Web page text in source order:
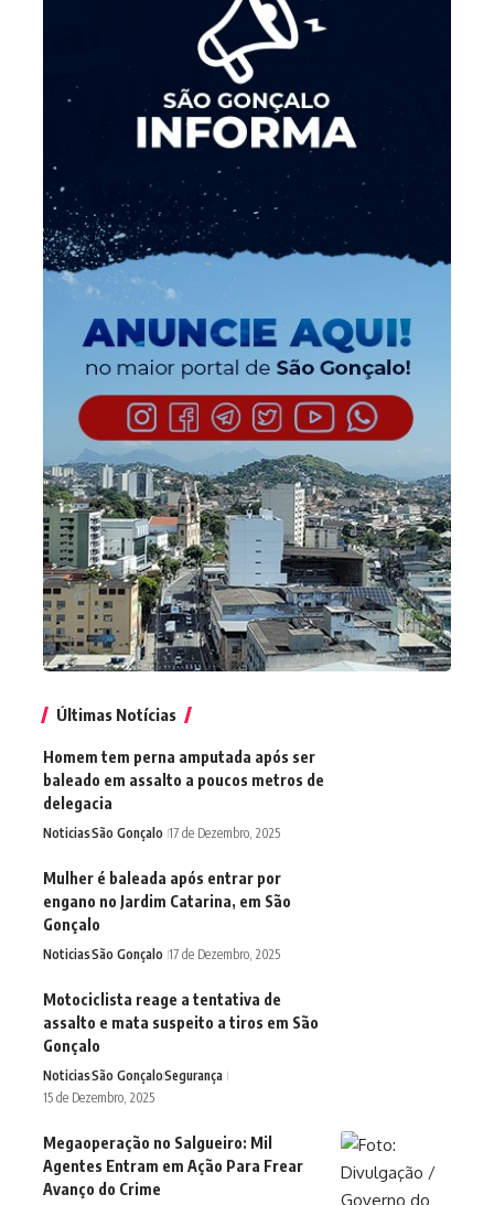
Últimas Notícias
Homem tem perna amputada após ser
baleado em assalto a poucos metros de
delegacia
NoticiasSão Gonçalo 17 de Dezembro, 2025
Mulher é baleada após entrar por
engano no Jardim Catarina, em São
Gonçalo
NoticiasSão Gonçalo 17 de Dezembro, 2025
Motociclista reage a tentativa de
assalto e mata suspeito a tiros em São
Gonçalo
NoticiasSão GonçaloSegurança
15 de Dezembro, 2025
Megaoperação no Salgueiro: Mil
Agentes Entram em Ação Para Frear
Avanço do Crime